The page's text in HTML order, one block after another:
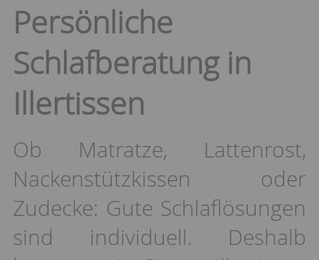
Persönliche
Schlafberatung in
Illertissen
Ob Matratze, Lattenrost,
Nackenstützkissen oder
Zudecke: Gute Schlaflösungen
sind individuell. Deshalb